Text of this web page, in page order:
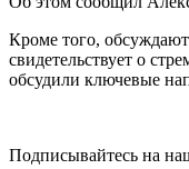
Кроме того,
свидетельствует о
обсудили ключевые
Подписывайтесь на